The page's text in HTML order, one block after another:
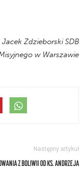
Jacek Zdzieborski SDB
w Warszawie
Następny artykuł
Z BOLIWII OD KS. ANDRZEJA